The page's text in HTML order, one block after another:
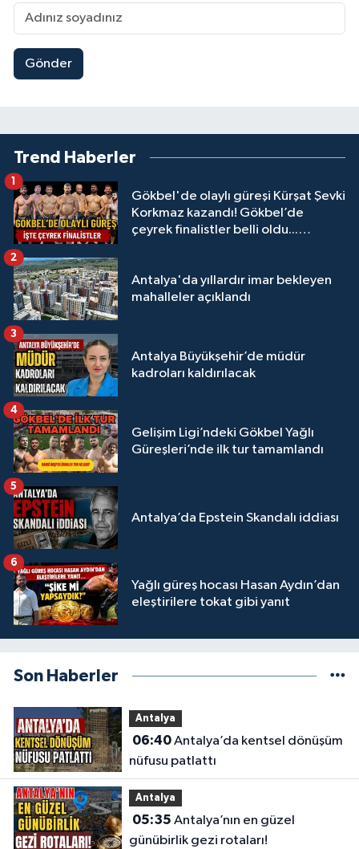
Gönder
Trend Haberler
Gökbel'de olaylı güreşi Kürşat Şevki
Korkmaz kazandı! Gökbel’de
çeyrek finalistler belli oldu...
1
Antalya'da yıllardır imar bekleyen
mahalleler açıklandı
2
Antalya Büyükşehir’de müdür
kadroları kaldırılacak
3
Gelişim Ligi’ndeki Gökbel Yağlı
Güreşleri’nde ilk tur tamamlandı
4
Antalya’da Epstein Skandalı iddiası
5
Yağlı güreş hocası Hasan Aydın’dan
eleştirilere tokat gibi yanıt
6
Son Haberler
Antalya
06:40Antalya’da kentsel dönüşüm
nüfusu patlattı
Antalya
05:35
günübirlik gezi rotaları!